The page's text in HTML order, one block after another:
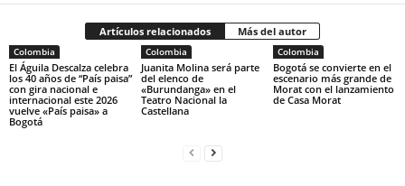
Artículos relacionados Más del autor
Colombia
El Águila Descalza celebra
los 40 años de “País paisa”
con gira nacional e
internacional este 2026
vuelve «País paisa» a
Bogotá
Colombia
Juanita Molina será parte
del elenco de
«Burundanga» en el
Teatro Nacional la
Castellana
Colombia
Bogotá se convierte en el
escenario más grande de
Morat con el lanzamiento
de Casa Morat